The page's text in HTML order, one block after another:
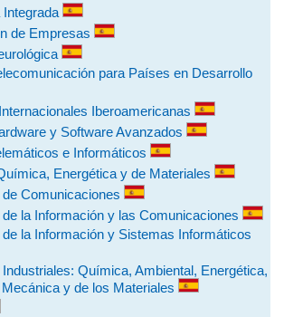
de Empresas
para Países en Desarrollo
Iberoamericanas
y Software Avanzados
e Informáticos
Energética y de Materiales
Comunicaciones
la Información y las Comunicaciones
la Información y Sistemas Informáticos
Química, Ambiental, Energética,
y de los Materiales